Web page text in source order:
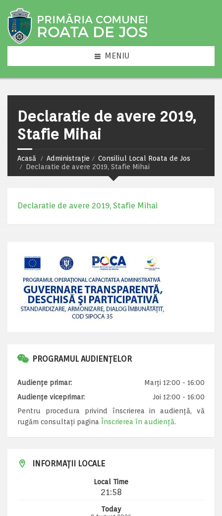
MENIU
Declaratie de avere 2019,
Stafie Mihai
Acasă Administrație
Consiliul Local Roata de Jos
Declaratie de avere 2019, Stafie Mihai
Declaratie de avere 2019, Stafie Mihai
PROGRAMUL AUDIENȚELOR
Audiențe primar:
Marți 12:00 - 16:00
Audiențe viceprimar:
Joi 12:00 - 16:00
Pentru procedura privind înscrierea in audiență, vă
rugăm consultați pagina Înscrierea în audiență.
INFORMAȚII LOCALE
Local Time
21:58
Today